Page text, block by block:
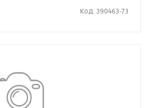
Код: 390463-73